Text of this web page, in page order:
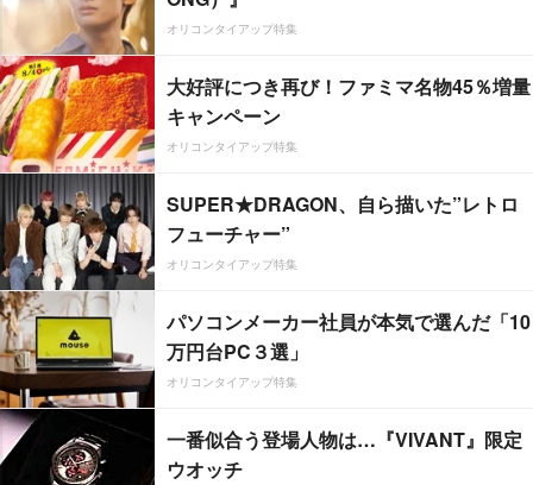
オリコンタイアップ特集
大好評につき再び！ファミマ名物45％増量
キャンペーン
オリコンタイアップ特集
SUPER★DRAGON、自ら描いた”レトロ
フューチャー”
オリコンタイアップ特集
パソコンメーカー社員が本気で選んだ「10
万円台PC３選」
オリコンタイアップ特集
一番似合う登場人物は…『VIVANT』限定
ウオッチ